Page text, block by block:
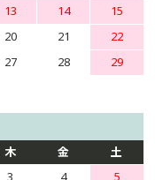
13 14
15
20 21
22
27 28
29
木 金
土
3 4
5